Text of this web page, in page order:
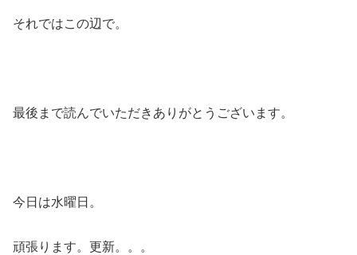
それではこの辺で。
最後まで読んでいただきありがとうございます。
今日は水曜日。
頑張ります。更新。。。